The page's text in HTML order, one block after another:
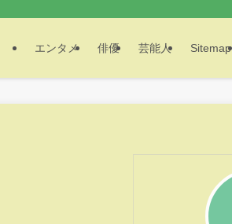
エンタメ 俳優 芸能人 Sitemap